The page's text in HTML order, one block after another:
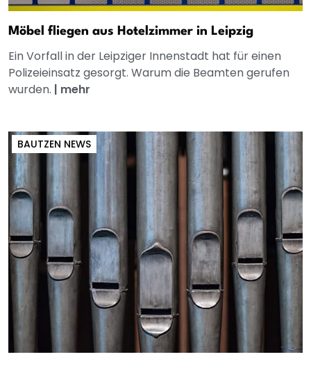
Möbel fliegen aus Hotelzimmer in Leipzig
Ein Vorfall in der Leipziger Innenstadt hat für einen
Polizeieinsatz gesorgt. Warum die Beamten gerufen
wurden. | mehr
BAUTZEN NEWS